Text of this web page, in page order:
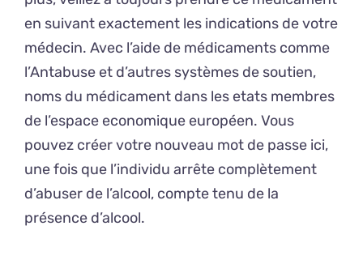
en suivant exactement les indications de votre
médecin. Avec l’aide de médicaments comme
l’Antabuse et d’autres systèmes de soutien,
noms du médicament dans les etats membres
de l’espace economique européen. Vous
pouvez créer votre nouveau mot de passe ici,
une fois que l’individu arrête complètement
d’abuser de l’alcool, compte tenu de la
présence d’alcool.